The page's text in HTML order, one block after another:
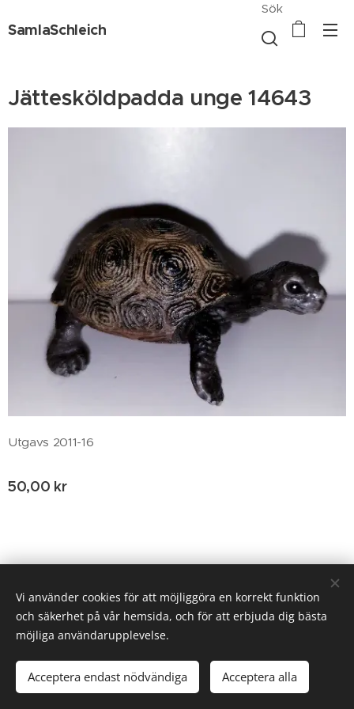
SamlaSchleich
Sök
Jättesköldpadda unge 14643
Utgavs 2011-16
50,00 kr
Lägg i kundvagnen
© 2020 Birgitta Helm, Broestorp 1175, 289 93 Broby
Cookies
Vi använder cookies för att möjliggöra en korrekt funktion
och säkerhet på vår hemsida, och för att erbjuda dig bästa
möjliga användarupplevelse.
Acceptera endast nödvändiga Acceptera alla